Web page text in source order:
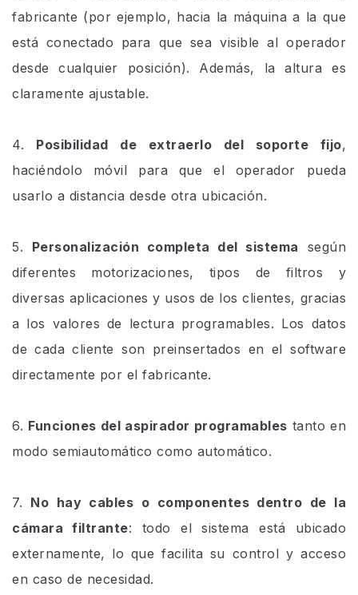
fabricante (por ejemplo, hacia la máquina a la que
está conectado para que sea visible al operador
desde cualquier posición). Además, la altura es
claramente ajustable.
4. Posibilidad de extraerlo del soporte fijo,
haciéndolo móvil para que el operador pueda
usarlo a distancia desde otra ubicación.
5. Personalización completa del sistema según
diferentes motorizaciones, tipos de filtros y
diversas aplicaciones y usos de los clientes, gracias
a los valores de lectura programables. Los datos
de cada cliente son preinsertados en el software
directamente por el fabricante.
6. Funciones del aspirador programables tanto en
modo semiautomático como automático.
7. No hay cables o componentes dentro de la
cámara filtrante: todo el sistema está ubicado
externamente, lo que facilita su control y acceso
en caso de necesidad.